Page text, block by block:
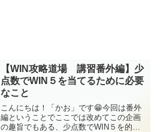
【WIN攻略道場 講習番外編】少
点数でWIN５を当てるために必要
なこと
こんにちは！「かお」です😁今回は番外
編ということでここでは改めてこの企画
の趣旨でもある、少点数でWIN５を的中